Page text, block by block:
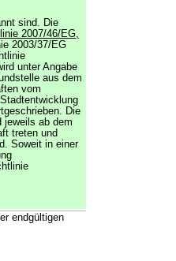
sind. Die
2007/46/EG,
2003/37/EG
unter Angabe
aus dem
vom
Die
jeweils ab dem
treten und
Soweit in einer
endgültigen